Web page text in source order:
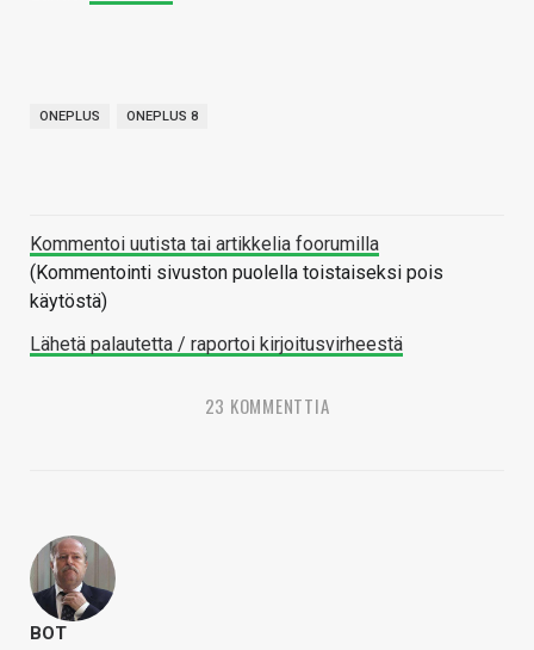
ONEPLUS ONEPLUS 8
Kommentoi uutista tai artikkelia foorumilla
(Kommentointi sivuston puolella toistaiseksi pois
käytöstä)
Lähetä palautetta / raportoi kirjoitusvirheestä
23 KOMMENTTIA
BOT